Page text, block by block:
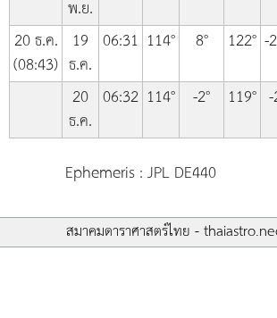
พ.ย.
20 ธ.ค.
(08:43)
19
ธ.ค.
06:31 114° 8° 122° -
20
ธ.ค.
06:32 114° -2° 119°
Ephemeris : JPL DE440
สมาคมดาราศาสตร์ไทย -